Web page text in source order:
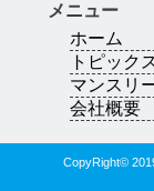
メニュー
ホーム
トピック
マンスリ
会社概要
CopyRight©